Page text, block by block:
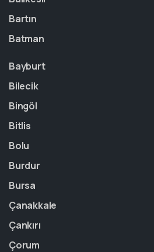
Bartın
Batman
Bayburt
Bilecik
Bingöl
Bitlis
Bolu
Burdur
Bursa
Çanakkale
Çankırı
Çorum